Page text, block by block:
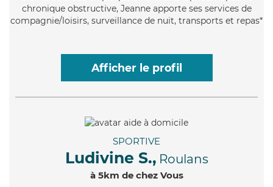
chronique obstructive, Jeanne apporte ses services de
compagnie/loisirs, surveillance de nuit, transports et repas*
Afficher le profil
SPORTIVE
Ludivine S., Roulans
à 5km de chez Vous